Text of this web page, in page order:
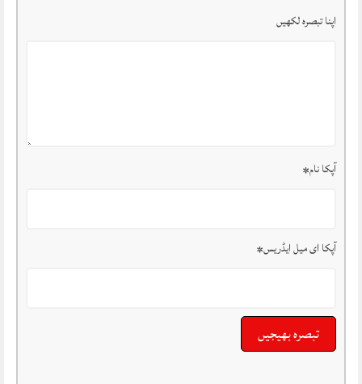
اپنا تبصرہ لکھیں
آپکا نام*
آپکا ای میل ایڈریس*